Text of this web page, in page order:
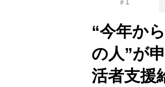
＃ 1
“今年か
の人”が
活者支援